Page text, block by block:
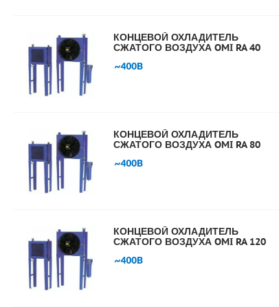
КОНЦЕВОЙ ОХЛАДИТЕЛЬ
СЖАТОГО ВОЗДУХА OMI RA 40
КОНЦЕВОЙ ОХЛАДИТЕЛЬ
СЖАТОГО ВОЗДУХА OMI RA 80
КОНЦЕВОЙ ОХЛАДИТЕЛЬ
СЖАТОГО ВОЗДУХА OMI RA 120